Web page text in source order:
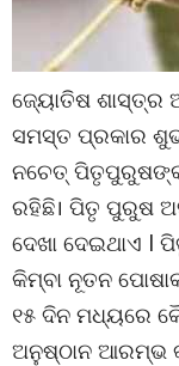
ଜ୍ୟୋତିଷ ଶାସ୍ତ୍ର
ସମସ୍ତ ପ୍ରକାର ଶୁଭ
ନଚେତ୍
ରହିଛି। ପିତୃ ପୁରୁଷ
ଦେଖା ଦେଇଥାଏ l
କିମ୍ବା ନୂତନ
୧୫ ଦିନ ମଧ୍ୟରେ
ଅନୁଷ୍ଠାନ ଆରମ୍ଭ